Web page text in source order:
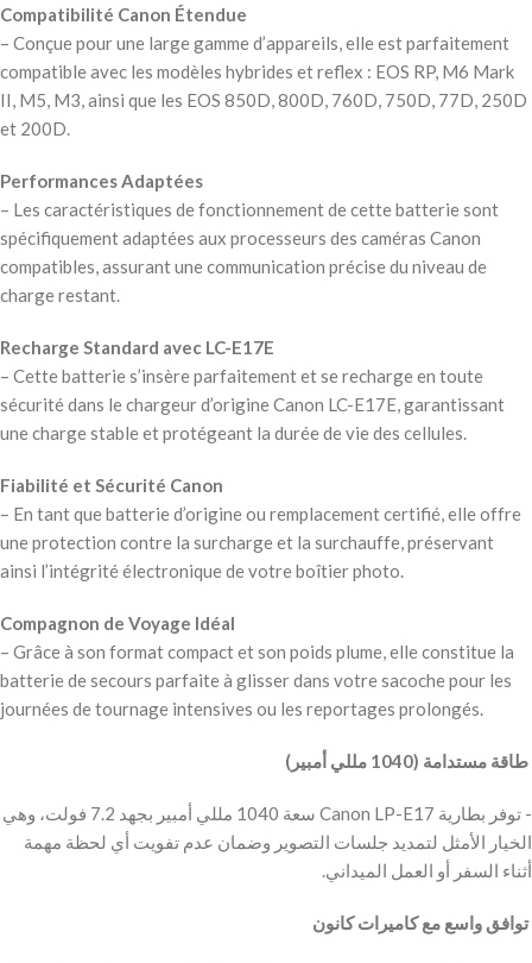
Compatibilité Canon Étendue
– Conçue pour une large gamme d’appareils, elle est parfaitement
compatible avec les modèles hybrides et reflex : EOS RP, M6 Mark
II, M5, M3, ainsi que les EOS 850D, 800D, 760D, 750D, 77D, 250D
et 200D.
Performances Adaptées
– Les caractéristiques de fonctionnement de cette batterie sont
spécifiquement adaptées aux processeurs des caméras Canon
compatibles, assurant une communication précise du niveau de
charge restant.
Recharge Standard avec LC-E17E
– Cette batterie s’insère parfaitement et se recharge en toute
sécurité dans le chargeur d’origine Canon LC-E17E, garantissant
une charge stable et protégeant la durée de vie des cellules.
Fiabilité et Sécurité Canon
– En tant que batterie d’origine ou remplacement certifié, elle offre
une protection contre la surcharge et la surchauffe, préservant
ainsi l’intégrité électronique de votre boîtier photo.
Compagnon de Voyage Idéal
– Grâce à son format compact et son poids plume, elle constitue la
batterie de secours parfaite à glisser dans votre sacoche pour les
journées de tournage intensives ou les reportages prolongés.
‫ طاقة مستدامة (1040 مللي أمبير)
‫- توفر بطارية Canon LP-E17 سعة 1040 مللي أمبير بجهد 7.2 فولت، وهي
الخيار الأمثل لتمديد جلسات التصوير وضمان عدم تفويت أي لحظة مهمة
أثناء السفر أو العمل الميداني.
‫ توافق واسع مع كاميرات كانون